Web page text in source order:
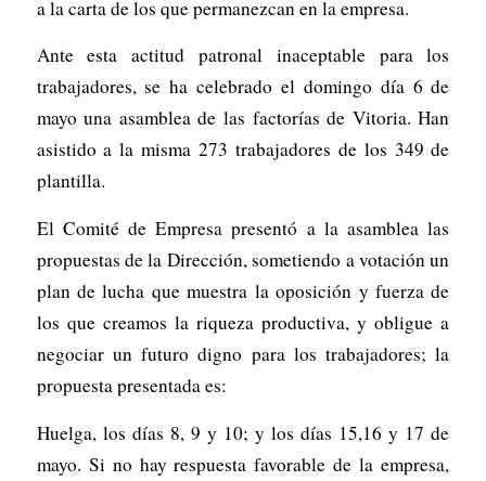
a la carta de los que permanezcan en la empresa.
Ante esta actitud patronal inaceptable para los
trabajadores, se ha celebrado el domingo día 6 de
mayo una asamblea de las factorías de Vitoria. Han
asistido a la misma 273 trabajadores de los 349 de
plantilla.
El Comité de Empresa presentó a la asamblea las
propuestas de la Dirección, sometiendo a votación un
plan de lucha que muestra la oposición y fuerza de
los que creamos la riqueza productiva, y obligue a
negociar un futuro digno para los trabajadores; la
propuesta presentada es:
Huelga, los días 8, 9 y 10; y los días 15,16 y 17 de
mayo. Si no hay respuesta favorable de la empresa,